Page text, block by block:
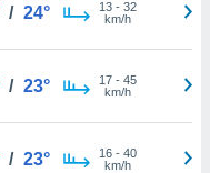
/ 24° 13- 32
km/h
/ 23° 17- 45
km/h
/ 23° 16- 40
km/h